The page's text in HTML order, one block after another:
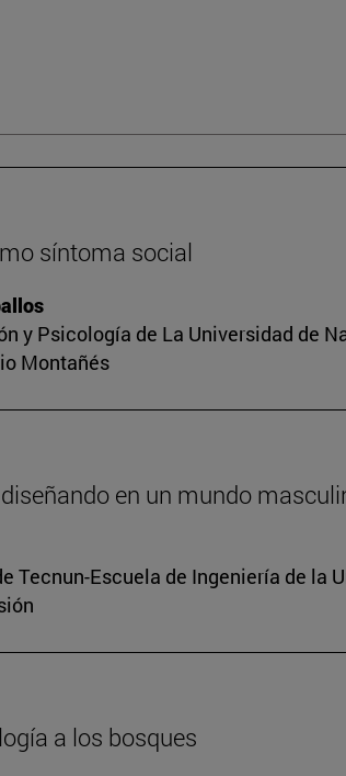
síntoma social
y Psicología de La Universidad de
Montañés
en un mundo
Tecnun-Escuela de Ingeniería de la
a los bosques